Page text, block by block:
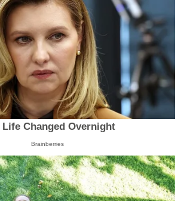
Changed Overnight
Brainberries